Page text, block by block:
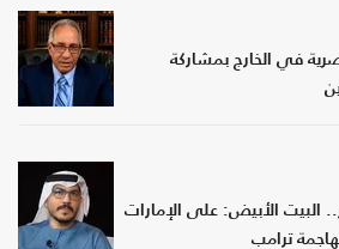
في الخارج بمشاركة
البيت الأبيض: على الإمارات
ترامب